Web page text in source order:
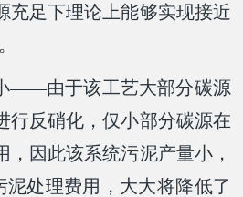
充足下理论上能够实现接近
——由于该工艺大部分碳源
行反硝化，仅小部分碳源在
，因此该系统污泥产量小，
泥处理费用，大大将降低了